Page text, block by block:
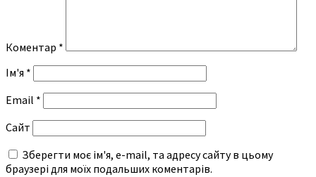
Коментар *
Ім'я *
Email *
Сайт
Зберегти моє ім'я, e-mail, та адресу сайту в цьому
браузері для моїх подальших коментарів.